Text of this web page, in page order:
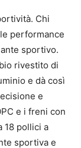
Chi
performance
sportivo.
rivestito di
e dà così
e
e i freni con
18 pollici a
sportiva e